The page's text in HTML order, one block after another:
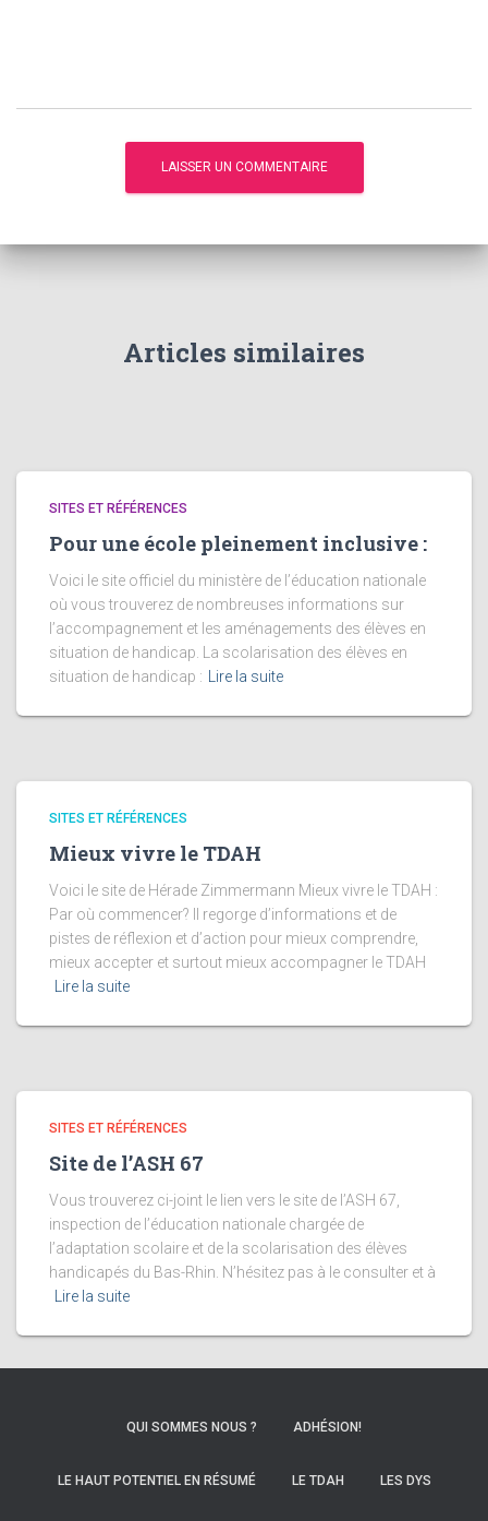
Articles similaires
SITES ET RÉFÉRENCES
Pour une école pleinement inclusive :
Voici le site officiel du ministère de l’éducation nationale
où vous trouverez de nombreuses informations sur
l’accompagnement et les aménagements des élèves en
situation de handicap. La scolarisation des élèves en
situation de handicap :
Lire la suite
SITES ET RÉFÉRENCES
Mieux vivre le TDAH
Voici le site de Hérade Zimmermann Mieux vivre le TDAH :
Par où commencer? Il regorge d’informations et de
pistes de réflexion et d’action pour mieux comprendre,
mieux accepter et surtout mieux accompagner le TDAH
Lire la suite
SITES ET RÉFÉRENCES
Site de l’ASH 67
Vous trouverez ci-joint le lien vers le site de l’ASH 67,
inspection de l’éducation nationale chargée de
l’adaptation scolaire et de la scolarisation des élèves
handicapés du Bas-Rhin. N’hésitez pas à le consulter et à
Lire la suite
QUI SOMMES NOUS ? ADHÉSION!
LE HAUT POTENTIEL EN RÉSUMÉ LE TDAH LES DYS